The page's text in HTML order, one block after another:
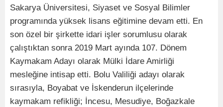
Sakarya Üniversitesi, Siyaset ve Sosyal Bilimler
programında yüksek lisans eğitimine devam etti. En
son özel bir şirkette idari işler sorumlusu olarak
çalıştıktan sonra 2019 Mart ayında 107. Dönem
Kaymakam Adayı olarak Mülki İdare Amirliği
mesleğine intisap etti. Bolu Valiliği adayı olarak
sırasıyla, Boyabat ve İskenderun ilçelerinde
kaymakam refikliği; İncesu, Mesudiye, Boğazkale